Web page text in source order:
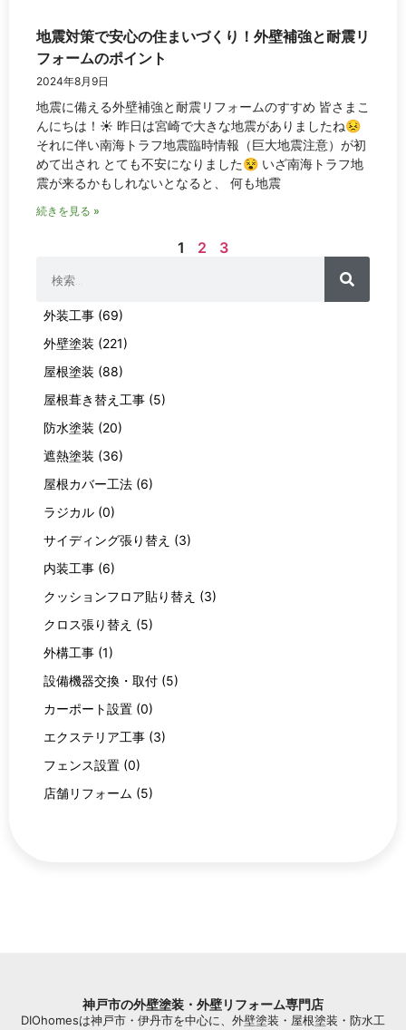
地震対策で安心の住まいづくり！外壁補強と耐震リ
フォームのポイント
2024年8月9日
地震に備える外壁補強と耐震リフォームのすすめ 皆さまこ
んにちは！☀ 昨日は宮崎で大きな地震がありましたね😣
それに伴い南海トラフ地震臨時情報（巨大地震注意）が初
めて出され とても不安になりました😵 いざ南海トラフ地
震が来るかもしれないとなると、 何も地震
続きを見る »
1 2 3
外装工事 (69)
外壁塗装 (221)
屋根塗装 (88)
屋根葺き替え工事 (5)
防水塗装 (20)
遮熱塗装 (36)
屋根カバー工法 (6)
ラジカル (0)
サイディング張り替え (3)
内装工事 (6)
クッションフロア貼り替え (3)
クロス張り替え (5)
外構工事 (1)
設備機器交換・取付 (5)
カーポート設置 (0)
エクステリア工事 (3)
フェンス設置 (0)
店舗リフォーム (5)
神戸市の外壁塗装・外壁リフォーム専門店
DIOhomesは神戸市・伊丹市を中心に、外壁塗装・屋根塗装・防水工